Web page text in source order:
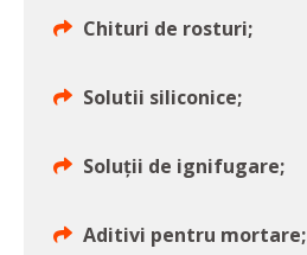
Chituri de rosturi;
Solutii siliconice;
Soluții de ignifugare;
Aditivi pentru mortare;